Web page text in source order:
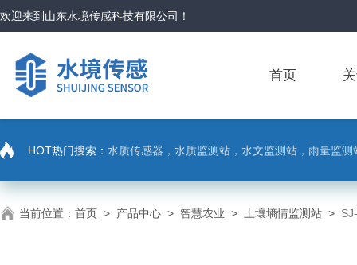
欢迎来到 山东水境传感科技有限公司 ！
首页
HOT热门搜索： 水质传感器，水质监测站，水文监测站，雨量监
当前位置： 首页 > 产品中心 > 智慧农业 > 土壤墒情监测站 >